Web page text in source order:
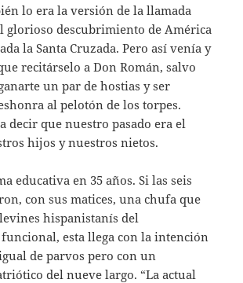
lo era la versión de la llamada
glorioso descubrimiento de América
la Santa Cruzada. Pero así venía y
recitárselo a Don Román, salvo
un par de hostias y ser
al pelotón de los torpes.
decir que nuestro pasado era el
hijos y nuestros nietos.
educativa en 35 años. Si las seis
con sus matices, una chufa que
hispanistanís del
esta llega con la intención
de parvos pero con un
del nueve largo. “La actual